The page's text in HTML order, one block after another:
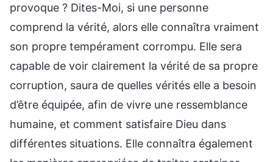
provoque ? Dites-Moi, si une personne
comprend la vérité, alors elle connaîtra vraiment
son propre tempérament corrompu. Elle sera
capable de voir clairement la vérité de sa propre
corruption, saura de quelles vérités elle a besoin
d’être équipée, afin de vivre une ressemblance
humaine, et comment satisfaire Dieu dans
différentes situations. Elle connaîtra également